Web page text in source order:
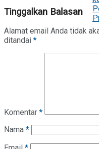
Tinggalkan Balasan
Alamat email Anda tidak
ditandai *
Komentar *
Nama *